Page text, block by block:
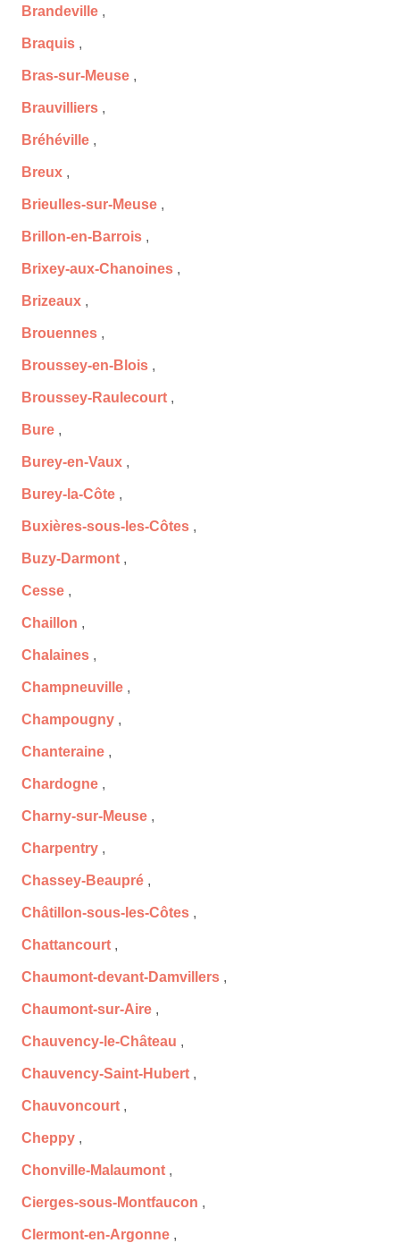
Brandeville ,
Braquis ,
Bras-sur-Meuse ,
Brauvilliers ,
Bréhéville ,
Breux ,
Brieulles-sur-Meuse ,
Brillon-en-Barrois ,
Brixey-aux-Chanoines ,
Brizeaux ,
Brouennes ,
Broussey-en-Blois ,
Broussey-Raulecourt ,
Bure ,
Burey-en-Vaux ,
Burey-la-Côte ,
Buxières-sous-les-Côtes ,
Buzy-Darmont ,
Cesse ,
Chaillon ,
Chalaines ,
Champneuville ,
Champougny ,
Chanteraine ,
Chardogne ,
Charny-sur-Meuse ,
Charpentry ,
Chassey-Beaupré ,
Châtillon-sous-les-Côtes ,
Chattancourt ,
Chaumont-devant-Damvillers ,
Chaumont-sur-Aire ,
Chauvency-le-Château ,
Chauvency-Saint-Hubert ,
Chauvoncourt ,
Cheppy ,
Chonville-Malaumont ,
Cierges-sous-Montfaucon ,
Clermont-en-Argonne ,